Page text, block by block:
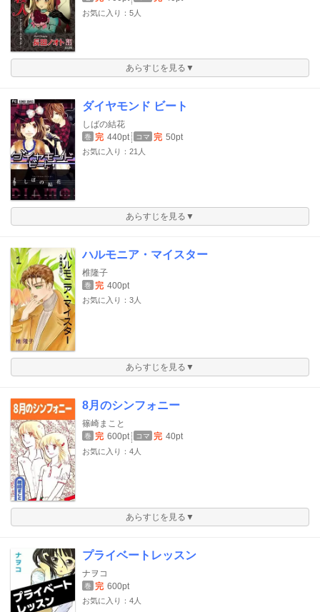
お気に入り：5人
あらすじを見る▼
ダイヤモンド ビート
しばの結花
巻 完 440pt コマ 完 50pt
お気に入り：21人
あらすじを見る▼
ハルモニア・マイスター
椎隆子
巻 完 400pt
お気に入り：3人
あらすじを見る▼
8月のシンフォニー
篠崎まこと
巻 完 600pt コマ 完 40pt
お気に入り：4人
あらすじを見る▼
プライベートレッスン
ナヲコ
巻 完 600pt
お気に入り：4人